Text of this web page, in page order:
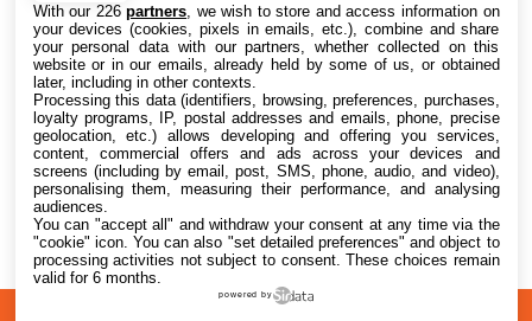
With our 226partners , we wish to store and access information on
your devices (cookies, pixels in emails, etc.), combine and share
your personal data with our partners, whether collected on this
website or in our emails, already held by some of us, or obtained
later, including in other contexts.
Processing this data (identifiers, browsing, preferences, purchases,
loyalty programs, IP, postal addresses and emails, phone, precise
geolocation, etc.) allows developing and offering you services,
content, commercial offers and ads across your devices and
screens (including by email, post, SMS, phone, audio, and video),
personalising them, measuring their performance, and analysing
audiences.
You can "accept all" and withdraw your consent at any time via the
"cookie" icon. You can also "set detailed preferences" and object to
processing activities not subject to consent. These choices remain
valid for 6 months.
powered by